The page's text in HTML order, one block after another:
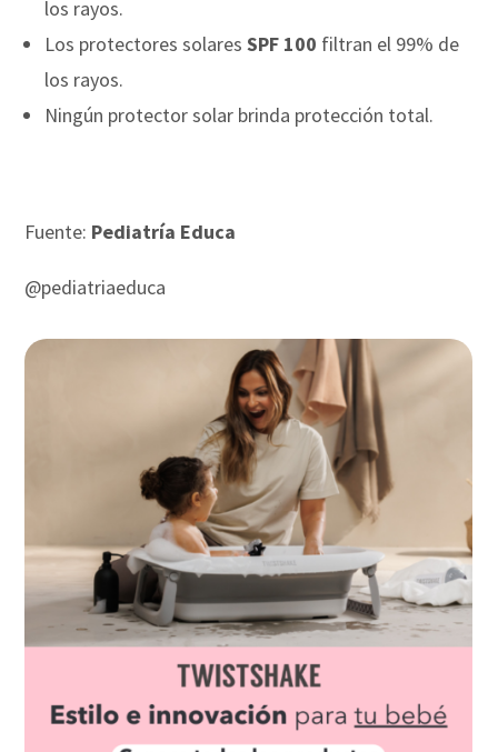
los rayos.
Los protectores solaresSPF 100 filtran el 99% de
los rayos.
Ningún protector solar brinda protección total.
Fuente: Pediatría Educa
@pediatriaeduca